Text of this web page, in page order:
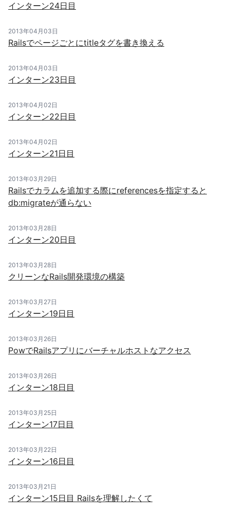
インターン24日目
2013年04月03日
Railsでページごとにtitleタグを書き換える
2013年04月03日
インターン23日目
2013年04月02日
インターン22日目
2013年04月02日
インターン21日目
2013年03月29日
Railsでカラムを追加する際にreferencesを指定すると
db:migrateが通らない
2013年03月28日
インターン20日目
2013年03月28日
クリーンなRails開発環境の構築
2013年03月27日
インターン19日目
2013年03月26日
PowでRailsアプリにバーチャルホストなアクセス
2013年03月26日
インターン18日目
2013年03月25日
インターン17日目
2013年03月22日
インターン16日目
2013年03月21日
インターン15日目 Railsを理解したくて